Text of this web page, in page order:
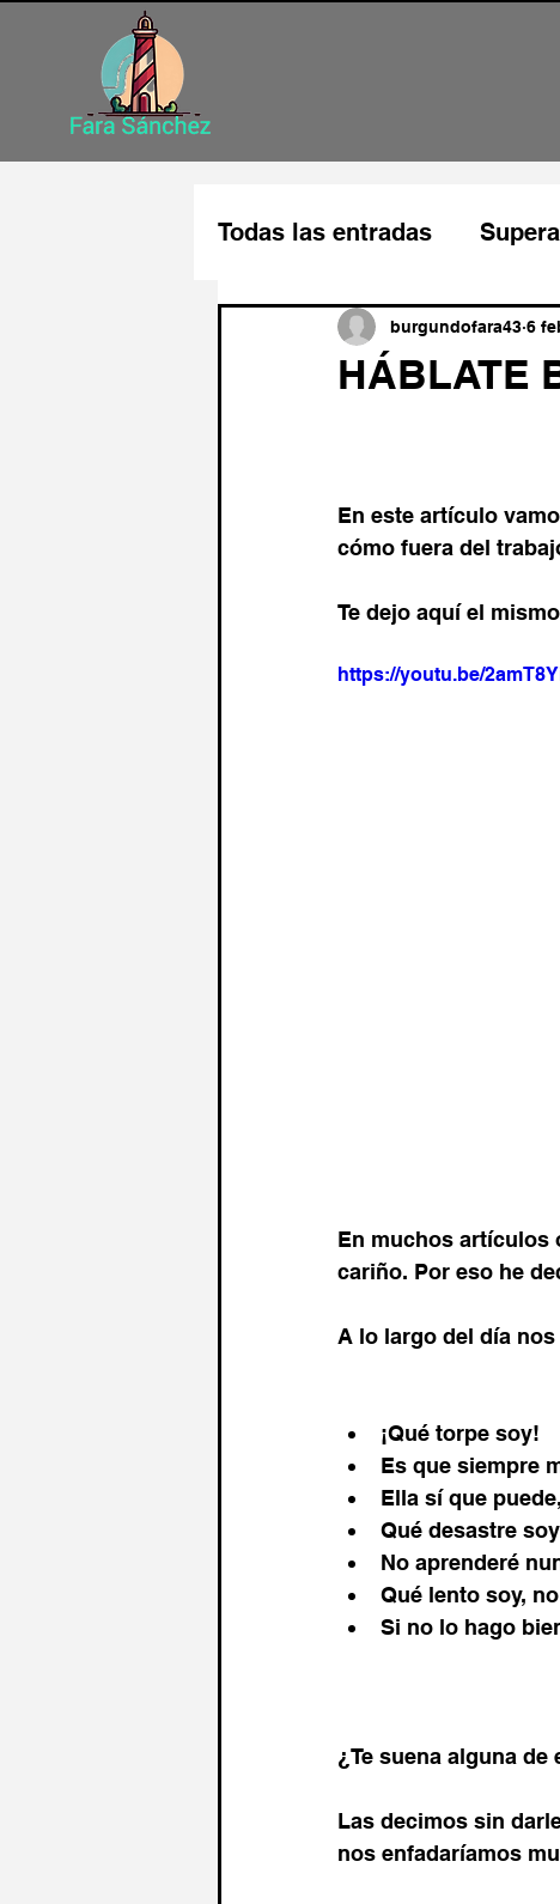
Todas las entradas
Disfruta de tu trabajo
HÁBLATE
burgundofara43 6
En este artículo
cómo fuera del
Te dejo aquí el
https://youtu.be/
En muchos artículos
cariño. Por eso he
A lo largo del día
¡Qué torpe soy!
Es que siempre
Ella sí que
Qué desastre soy
No aprenderé
Qué lento soy,
Si no lo hago
¿Te suena alguna de
Las decimos sin
nos enfadaríamos